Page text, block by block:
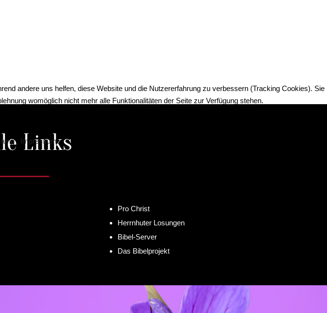
Links
Pro Christ
Herrnhuter Losungen
Bibel-Server
Das Bibelprojekt
andere uns helfen, diese Website und die Nutzererfahrung zu verbessern (Tracking Cookies). Sie
womöglich nicht mehr alle Funktionalitäten der Seite zur Verfügung stehen.
| Impressum